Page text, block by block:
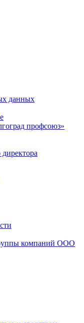
данных
профсоюз»
компаний ООО